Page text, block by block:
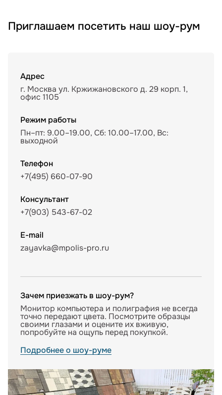
Приглашаем посетить наш шоу-рум
Адрес
г. Москва ул. Кржижановского д. 29 корп. 1,
офис 1105
Режим работы
Пн–пт: 9.00–19.00, Сб: 10.00–17.00, Вс:
выходной
Телефон
+7(495) 660-07-90
Консультант
+7(903) 543-67-02
E-mail
zayavka@mpolis-pro.ru
Зачем приезжать в шоу-рум?
Монитор компьютера и полиграфия не всегда
точно передают цвета. Посмотрите образцы
своими глазами и оцените их вживую,
попробуйте на ощупь перед покупкой.
Подробнее о шоу-руме